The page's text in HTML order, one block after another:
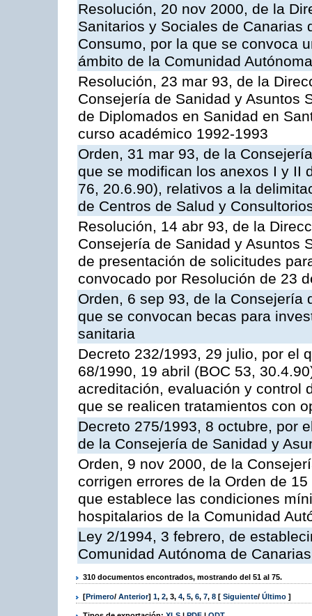
Resolución, 20 nov 2000, de la
Sanitarios y Sociales de Canarias
Consumo, por la que se convoca
ámbito de la Comunidad
Resolución, 23 mar 93, de la
Consejería de Sanidad y Asuntos
de Diplomados en Sanidad en
curso académico 1992-1993
Orden, 31 mar 93, de la
que se modifican los anexos I y II
76, 20.6.90), relativos a la
de Centros de Salud y
Resolución, 14 abr 93, de la
Consejería de Sanidad y Asuntos
de presentación de solicitudes
convocado por Resolución de 23
Orden, 6 sep 93, de la Consejería
que se convocan becas para
sanitaria
Decreto 232/1993, 29 julio, por el
68/1990, 19 abril (BOC 53,
acreditación, evaluación y control
que se realicen tratamientos con
Decreto 275/1993, 8 octubre, por
de la Consejería de Sanidad y
Orden, 9 nov 2000, de la
corrigen errores de la Orden de
que establece las condiciones
hospitalarios de la Comunidad
Ley 2/1994, 3 febrero, de
Comunidad Autónoma de Canarias
310 documentos encontrados, mostrando del 51 al 75.
[Primero/ Anterior] 1, 2, 3, 4, 5, 6, 7, 8 [ Siguiente/ Último ]